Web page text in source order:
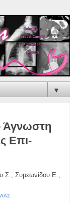
▼
Άγνωστη
Επι-
Σ., Συμεωνίδου Ε.,